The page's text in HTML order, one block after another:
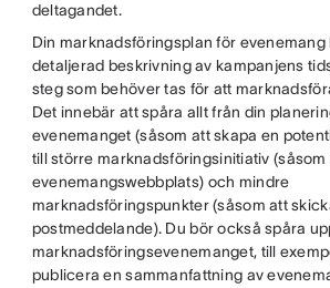
deltagandet.
Din marknadsföringsplan för evenemang
detaljerad beskrivning av kampanjens
steg som behöver tas för att
Det innebär att spåra allt från din
evenemanget (såsom att skapa en
till större marknadsföringsinitiativ (såsom
evenemangswebbplats) och mindre
marknadsföringspunkter (såsom att
postmeddelande). Du bör också spåra
marknadsföringsevenemanget, till
publicera en sammanfattning av